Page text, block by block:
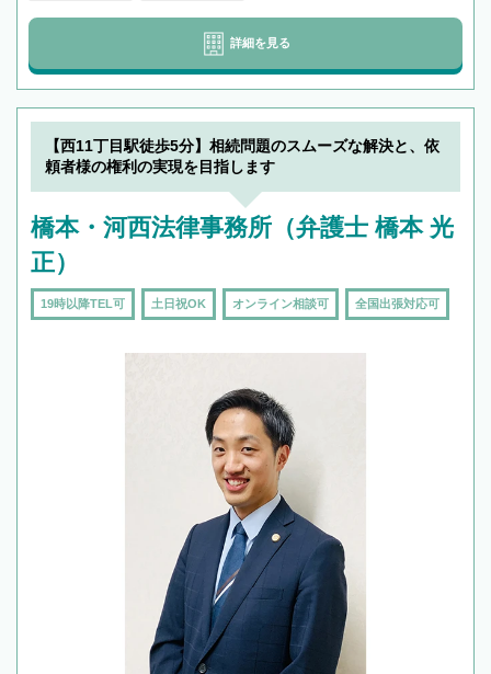
詳細を見る
【西11丁目駅徒歩5分】相続問題のスムーズな解決と、依
頼者様の権利の実現を目指します
橋本・河西法律事務所（弁護士 橋本 光
正）
19時以降TEL可 土日祝OK オンライン相談可 全国出張対応可